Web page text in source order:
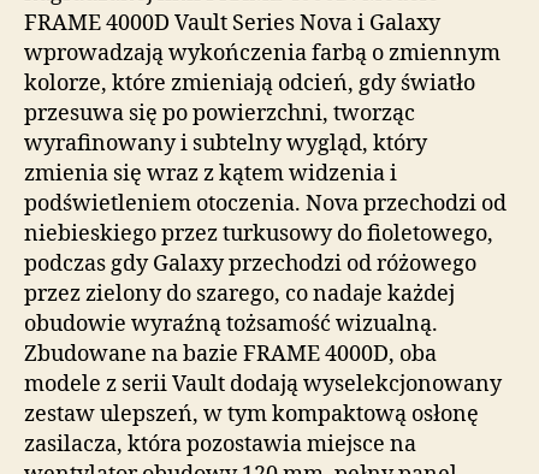
FRAME 4000D Vault Series Nova i Galaxy
wprowadzają wykończenia farbą o zmiennym
kolorze, które zmieniają odcień, gdy światło
przesuwa się po powierzchni, tworząc
wyrafinowany i subtelny wygląd, który
zmienia się wraz z kątem widzenia i
podświetleniem otoczenia. Nova przechodzi od
niebieskiego przez turkusowy do fioletowego,
podczas gdy Galaxy przechodzi od różowego
przez zielony do szarego, co nadaje każdej
obudowie wyraźną tożsamość wizualną.
Zbudowane na bazie FRAME 4000D, oba
modele z serii Vault dodają wyselekcjonowany
zestaw ulepszeń, w tym kompaktową osłonę
zasilacza, która pozostawia miejsce na